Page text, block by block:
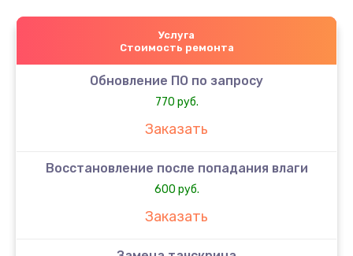
Услуга
Стоимость ремонта
Обновление ПО по запросу
770 руб.
Заказать
Восстановление после попадания влаги
600 руб.
Заказать